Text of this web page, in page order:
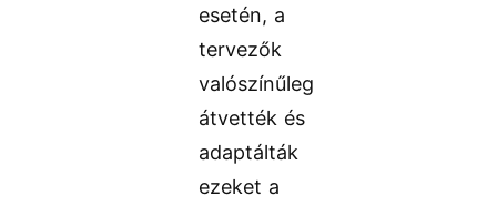
esetén, a
tervezők
valószínűleg
átvették és
adaptálták
ezeket a